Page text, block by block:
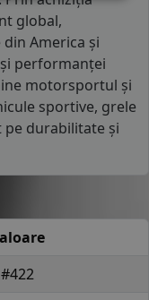
global,
America și
performanței
motorsportul și
sportive, grele
durabilitate și
#422